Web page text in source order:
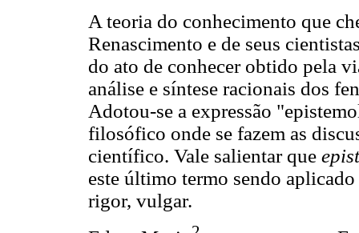
A teoria do conhecimento que
Renascimento e de seus
do ato de conhecer obtido pela
análise e síntese racionais dos
Adotou-se a expressão
filosófico onde se fazem as
científico. Vale salientar que
este último termo sendo
rigor, vulgar.